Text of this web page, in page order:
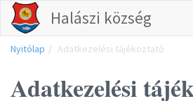
Halászi község
Nyitólap Adatkezelési tájékoztató
Adatkezelési